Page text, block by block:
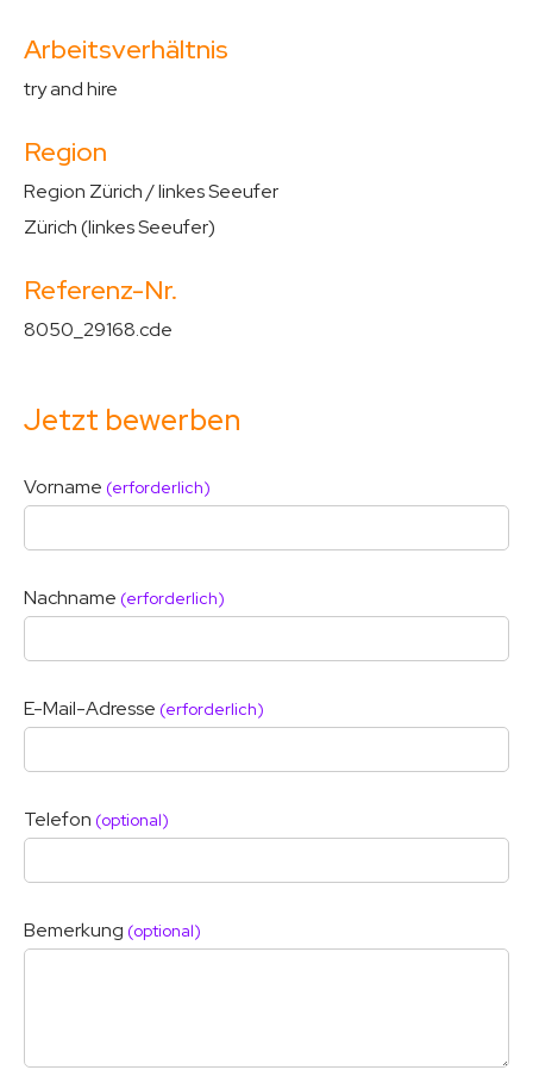
Arbeitsverhältnis
try and hire
Region
Region Zürich / linkes Seeufer
Zürich (linkes Seeufer)
Referenz-Nr.
8050_29168.cde
Jetzt bewerben
Vorname (erforderlich)
Nachname (erforderlich)
E-Mail-Adresse (erforderlich)
Telefon (optional)
Bemerkung (optional)